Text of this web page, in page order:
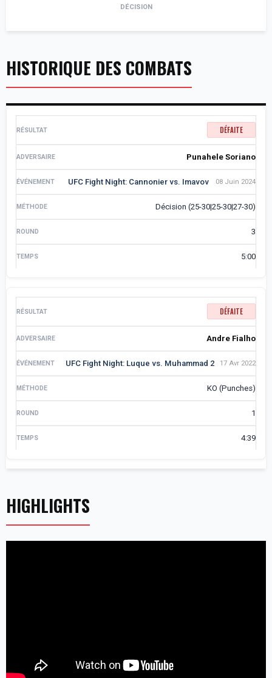
DÉCISION
HISTORIQUE DES COMBATS
DÉFAITE
Punahele Soriano
UFC Fight Night: Cannonier vs. Imavov 08 Juin 2024
Décision (25-30|25-30|27-30)
3
5:00
DÉFAITE
Andre Fialho
UFC Fight Night: Luque vs. Muhammad 2 17 Avr 2022
KO (Punches)
1
4:39
HIGHLIGHTS